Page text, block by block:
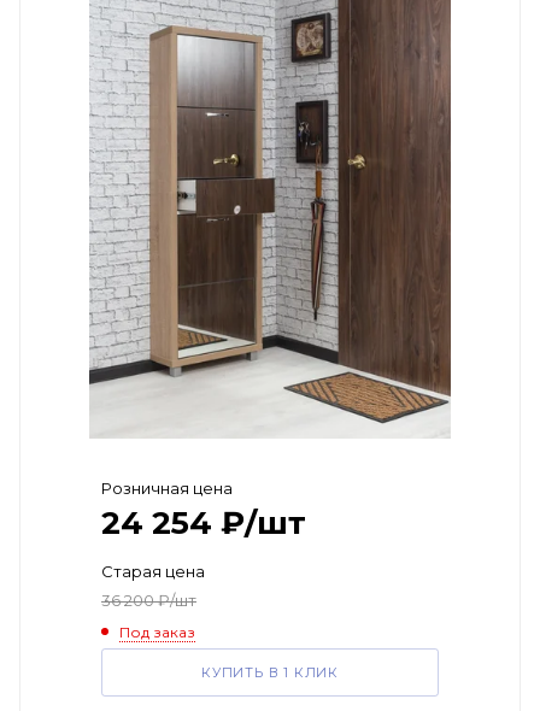
Розничная цена
24 254 ₽/шт
Старая цена
36 200₽/шт
Под заказ
КУПИТЬ В 1 КЛИК